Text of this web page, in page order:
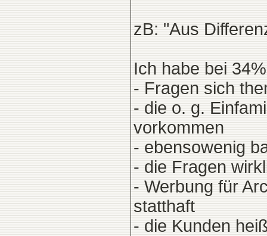
zB: "Aus
Ich habe bei
- Fragen sich
- die o. g.
vorkommen
- ebensowenig
- die Fragen
- Werbung für
statthaft
- die Kunden